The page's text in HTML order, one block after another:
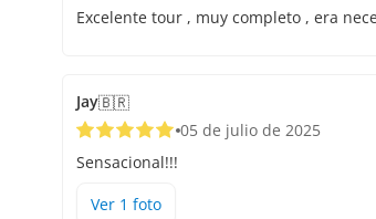
Excelente tour , muy completo , era
Jay🇧🇷
05 de julio de 2025
Sensacional!!!
Ver 1 foto